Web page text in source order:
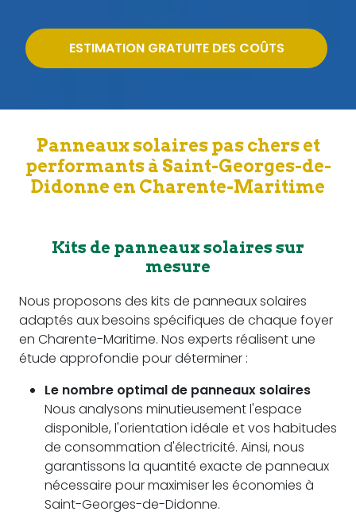
ESTIMATION GRATUITE DES COÛTS
Panneaux solaires pas chers et
performants à Saint-Georges-de-
Didonne en Charente-Maritime
Kits de panneaux solaires sur
mesure
Nous proposons des kits de panneaux solaires
adaptés aux besoins spécifiques de chaque foyer
en Charente-Maritime. Nos experts réalisent une
étude approfondie pour déterminer :
Le nombre optimal de panneaux solaires
Nous analysons minutieusement l'espace
disponible, l'orientation idéale et vos habitudes
de consommation d'électricité. Ainsi, nous
garantissons la quantité exacte de panneaux
nécessaire pour maximiser les économies à
Saint-Georges-de-Didonne.